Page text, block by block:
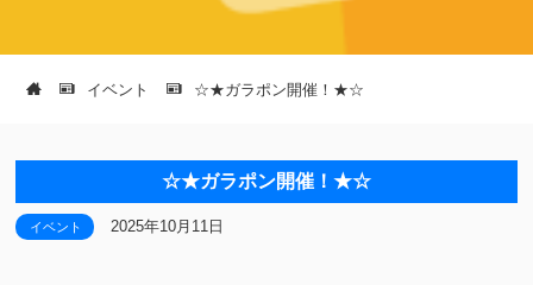
イベント ☆★ガラポン開催！★☆
☆★ガラポン開催！★☆
イベント 2025年10月11日